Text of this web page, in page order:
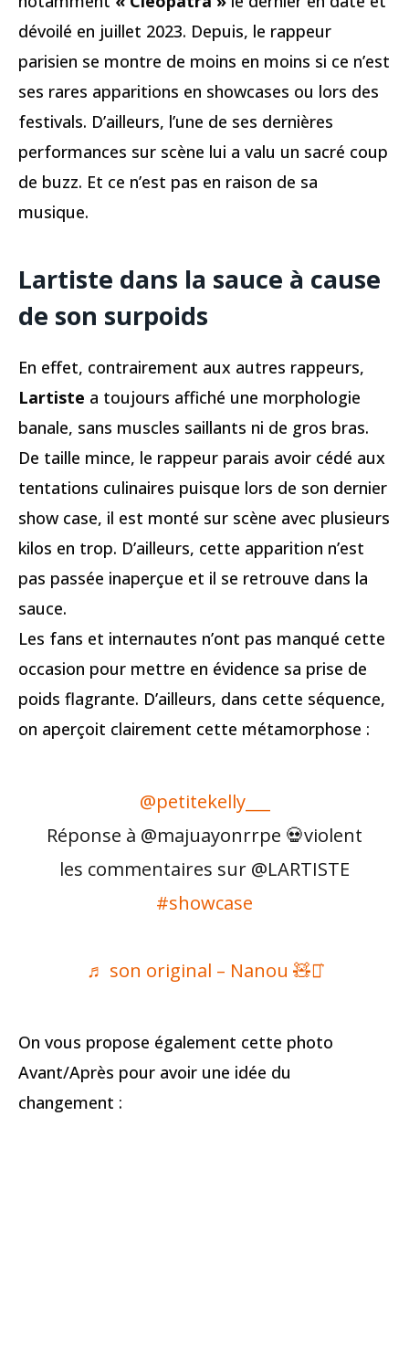
dévoilé en juillet 2023. Depuis, le rappeur
parisien se montre de moins en moins si ce n’est
ses rares apparitions en showcases ou lors des
festivals. D’ailleurs, l’une de ses dernières
performances sur scène lui a valu un sacré coup
de buzz. Et ce n’est pas en raison de sa
musique.
Lartiste dans la sauce à cause
de son surpoids
En effet, contrairement aux autres rappeurs,
Lartiste a toujours affiché une morphologie
banale, sans muscles saillants ni de gros bras.
De taille mince, le rappeur parais avoir cédé aux
tentations culinaires puisque lors de son dernier
show case, il est monté sur scène avec plusieurs
kilos en trop. D’ailleurs, cette apparition n’est
pas passée inaperçue et il se retrouve dans la
sauce.
Les fans et internautes n’ont pas manqué cette
occasion pour mettre en évidence sa prise de
poids flagrante. D’ailleurs, dans cette séquence,
on aperçoit clairement cette métamorphose :
@petitekelly___
Réponse à @majuayonrrpe 💀violent
les commentaires sur @LARTISTE
#showcase
♬ son original – Nanou 🧸⚯͛
On vous propose également cette photo
Avant/Après pour avoir une idée du
changement :